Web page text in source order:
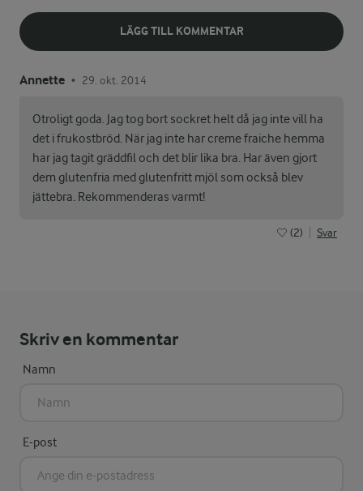
LÄGG TILL KOMMENTAR
Annette • 29. okt. 2014
Otroligt goda. Jag tog bort sockret helt då jag inte vill ha
det i frukostbröd. När jag inte har creme fraiche hemma
har jag tagit gräddfil och det blir lika bra. Har även gjort
dem glutenfria med glutenfritt mjöl som också blev
jättebra. Rekommenderas varmt!
(2) Svar
Skriv en kommentar
Namn
E-post